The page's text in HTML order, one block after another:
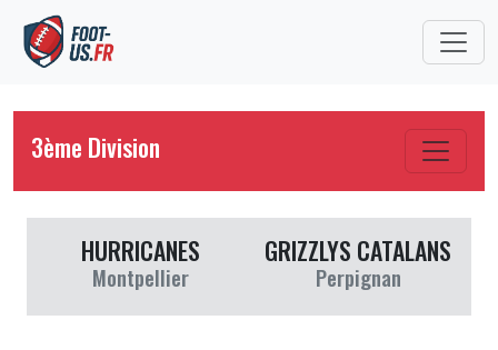
3ème Division
HURRICANES
Montpellier
GRIZZLYS CATALANS
Perpignan